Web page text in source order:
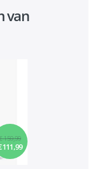
van
159,99
111,99